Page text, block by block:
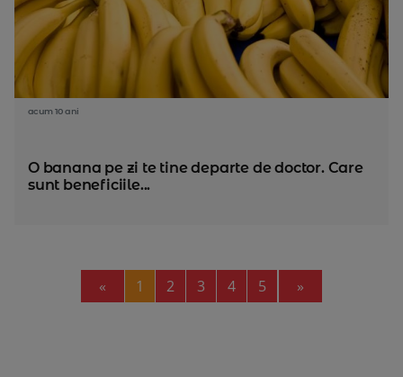
acum 10 ani
O banana pe zi te tine departe de doctor. Care
sunt beneficiile...
« Previous
1 2 3 4 5 »